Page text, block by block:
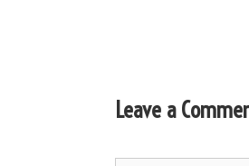
Leave a